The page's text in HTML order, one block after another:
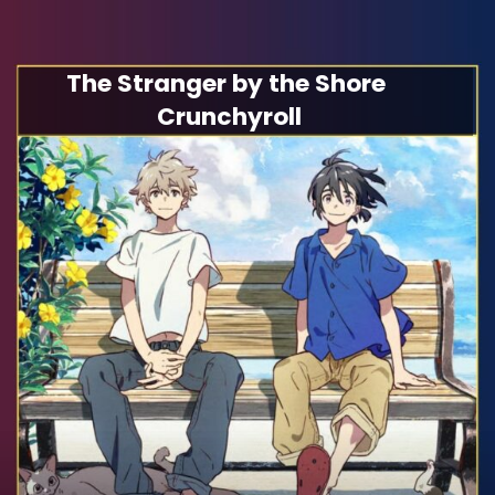
The Stranger by the Shore
Crunchyroll